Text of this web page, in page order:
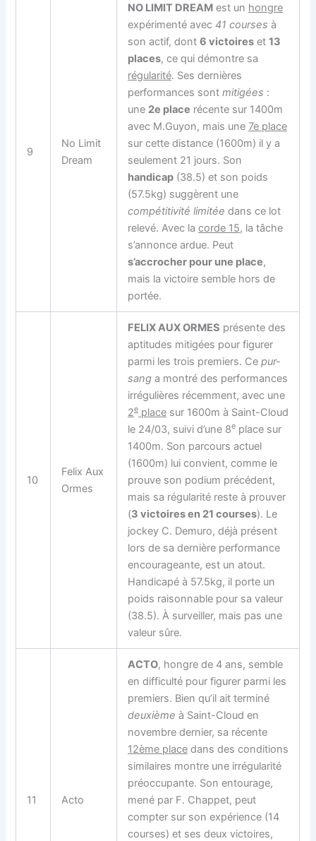
9
No Limit
Dream
NO LIMIT DREAM est un hongre
expérimenté avec41 courses à
son actif, dont6 victoires et13
places, ce qui démontre sa
régularité. Ses dernières
performances sontmitigées :
une 2e place récente sur 1400m
avec M.Guyon, mais une 7e place
sur cette distance (1600m) il y a
seulement 21 jours. Son
handicap (38.5) et son poids
(57.5kg) suggèrent une
compétitivité limitée dans ce lot
relevé. Avec lacorde 15, la tâche
s’annonce ardue. Peut
s’accrocher pour une place,
mais la victoire semble hors de
portée.
10
Felix Aux
Ormes
FELIX AUX ORMES présente des
aptitudes mitigées pour figurer
parmi les trois premiers. Cepur-
sang a montré des performances
irrégulières récemment, avec une
2e place sur 1600m à Saint-Cloud
le 24/03, suivi d’une 8e place sur
1400m. Son parcours actuel
(1600m) lui convient, comme le
prouve son podium précédent,
mais sa régularité reste à prouver
(3 victoires en 21 courses). Le
jockey C. Demuro, déjà présent
lors de sa dernière performance
encourageante, est un atout.
Handicapé à 57.5kg, il porte un
poids raisonnable pour sa valeur
(38.5). À surveiller, mais pas une
valeur sûre.
11 Acto
ACTO, hongre de 4 ans, semble
en difficulté pour figurer parmi les
premiers. Bien qu’il ait terminé
deuxième à Saint-Cloud en
novembre dernier, sa récente
12ème place dans des conditions
similaires montre une irrégularité
préoccupante. Son entourage,
mené par F. Chappet, peut
compter sur son expérience (14
courses) et ses deux victoires,